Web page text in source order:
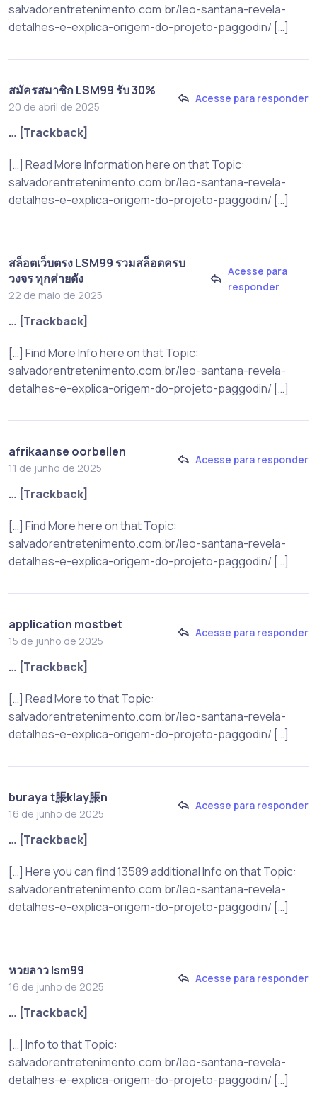
salvadorentretenimento.com.br/leo-santana-revela-
detalhes-e-explica-origem-do-projeto-paggodin/ […]
สมัครสมาชิก LSM99 รับ 30%
20 de abril de 2025
Acesse para responder
… [Trackback]
[…] Read More Information here on that Topic:
salvadorentretenimento.com.br/leo-santana-revela-
detalhes-e-explica-origem-do-projeto-paggodin/ […]
สล็อตเว็บตรง LSM99 รวมสล็อตครบ
วงจร ทุกค่ายดัง
22 de maio de 2025
Acesse para
responder
… [Trackback]
[…] Find More Info here on that Topic:
salvadorentretenimento.com.br/leo-santana-revela-
detalhes-e-explica-origem-do-projeto-paggodin/ […]
afrikaanse oorbellen
11 de junho de 2025
Acesse para responder
… [Trackback]
[…] Find More here on that Topic:
salvadorentretenimento.com.br/leo-santana-revela-
detalhes-e-explica-origem-do-projeto-paggodin/ […]
application mostbet
15 de junho de 2025
Acesse para responder
… [Trackback]
[…] Read More to that Topic:
salvadorentretenimento.com.br/leo-santana-revela-
detalhes-e-explica-origem-do-projeto-paggodin/ […]
buraya t脹klay脹n
16 de junho de 2025
Acesse para responder
… [Trackback]
[…] Here you can find 13589 additional Info on that Topic:
salvadorentretenimento.com.br/leo-santana-revela-
detalhes-e-explica-origem-do-projeto-paggodin/ […]
หวยลาว lsm99
16 de junho de 2025
Acesse para responder
… [Trackback]
[…] Info to that Topic:
salvadorentretenimento.com.br/leo-santana-revela-
detalhes-e-explica-origem-do-projeto-paggodin/ […]